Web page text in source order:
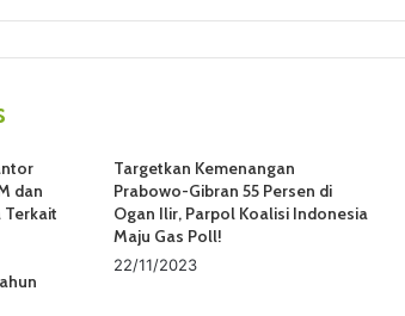
dan
Terkait
Targetkan Kemenangan
Prabowo-Gibran 55 Persen di
Ogan Ilir, Parpol Koalisi Indonesia
Maju Gas Poll!
22/11/2023